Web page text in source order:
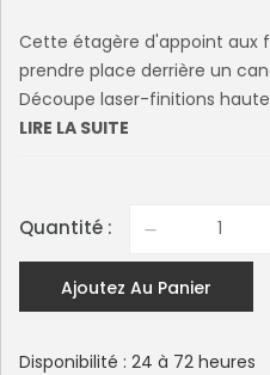
Cette étagère d'appoint aux
prendre place derrière un
Découpe laser-finitions
LIRE LA SUITE
Quantité :
Ajoutez Au Panier
Disponibilité : 24 à 72 heures